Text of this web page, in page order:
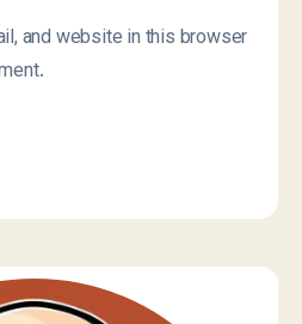
and website in this browser